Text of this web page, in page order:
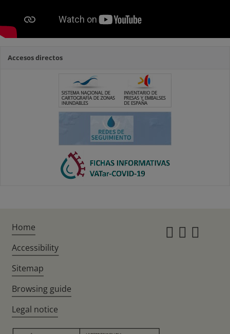
Accesos directos
Home
Accessibility
Sitemap
Browsing guide
Legal notice